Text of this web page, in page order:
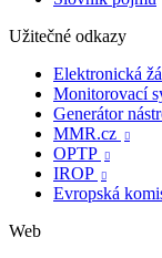
Užitečné odkazy
Elektronická
Monitorovací
Generátor
MMR.cz 
OPTP 
IROP 
Evropská
Web